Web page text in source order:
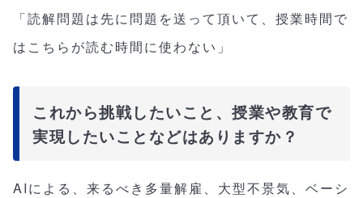
「読解問題は先に問題を送って頂いて、授業時間で
はこちらが読む時間に使わない」
これから挑戦したいこと、授業や教育で
実現したいことなどはありますか？
AIによる、来るべき多量解雇、大型不景気、ベーシ